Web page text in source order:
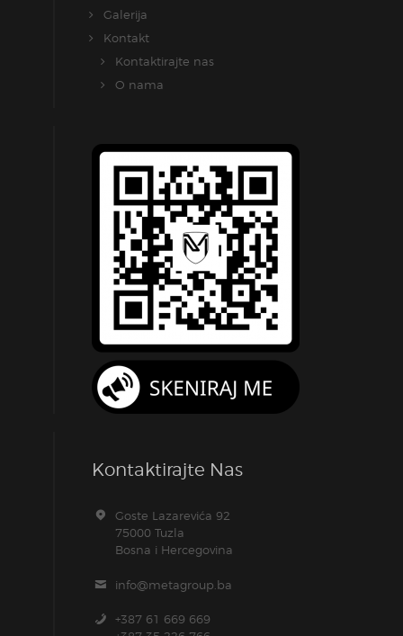
Galerija
Kontakt
Kontaktirajte nas
O nama
Kontaktirajte Nas
Goste Lazarevića 92
75000 Tuzla
Bosna i Hercegovina
info@metagroup.ba
+387 61 669 669